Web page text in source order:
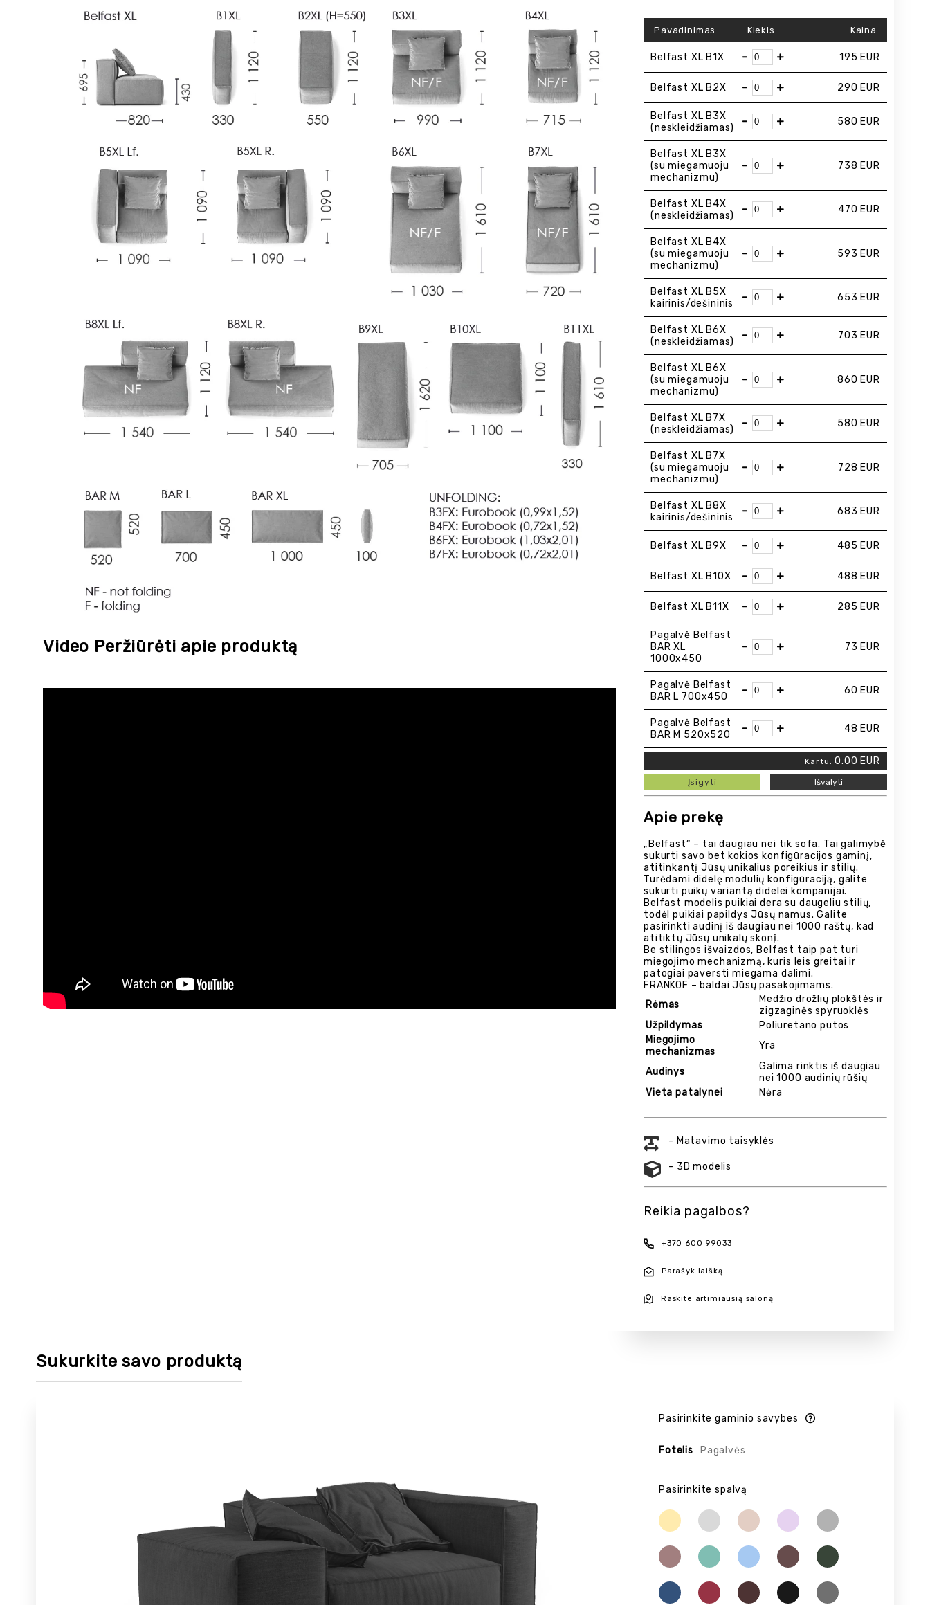
Video Peržiūrėti apie produktą
Pavadinimas Kiekis Kaina
Belfast XL B1X - + 195 EUR
Belfast XL B2X - + 290 EUR
Belfast XL B3X
(neskleidžiamas)
- + 580 EUR
Belfast XL B3X
(su miegamuoju
mechanizmu)
- + 738 EUR
Belfast XL B4X
(neskleidžiamas)
- + 470 EUR
Belfast XL B4X
(su miegamuoju
mechanizmu)
- + 593 EUR
Belfast XL B5X
kairinis/dešininis
- + 653 EUR
Belfast XL B6X
(neskleidžiamas)
- + 703 EUR
Belfast XL B6X
(su miegamuoju
mechanizmu)
- + 860 EUR
Belfast XL B7X
(neskleidžiamas)
- + 580 EUR
Belfast XL B7X
(su miegamuoju
mechanizmu)
- + 728 EUR
Belfast XL B8X
kairinis/dešininis
- + 683 EUR
Belfast XL B9X - + 485 EUR
Belfast XL B10X - + 488 EUR
Belfast XL B11X - + 285 EUR
Pagalvė Belfast
BAR XL
1000x450
- + 73 EUR
Pagalvė Belfast
BAR L 700x450
- + 60 EUR
Pagalvė Belfast
BAR M 520x520
- + 48 EUR
Kartu:0.00 EUR
Įsigyti Išvalyti
Apie prekę
„Belfast“ – tai daugiau nei tik sofa. Tai galimybė
sukurti savo bet kokios konfigūracijos gaminį,
atitinkantį Jūsų unikalius poreikius ir stilių.
Turėdami didelę modulių konfigūraciją, galite
sukurti puikų variantą didelei kompanijai.
Belfast modelis puikiai dera su daugeliu stilių,
todėl puikiai papildys Jūsų namus. Galite
pasirinkti audinį iš daugiau nei 1000 raštų, kad
atitiktų Jūsų unikalų skonį.
Be stilingos išvaizdos, Belfast taip pat turi
miegojimo mechanizmą, kuris leis greitai ir
patogiai paversti miegama dalimi.
FRANKOF – baldai Jūsų pasakojimams.
Rėmas
Medžio drožlių plokštės ir
zigzaginės spyruoklės
Užpildymas
Poliuretano putos
Miegojimo
mechanizmas
Yra
Audinys
Galima rinktis iš daugiau
nei 1000 audinių rūšių
Vieta patalynei
Nėra
- Matavimo taisyklės
- 3D modelis
Reikia pagalbos?
+370 600 99033
Parašyk laišką
Raskite artimiausią saloną
Sukurkite savo produktą
Pasirinkite gaminio savybes
Fotelis Pagalvės
Pasirinkite spalvą